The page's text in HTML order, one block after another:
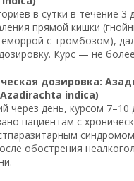
в сутки в течение 3
прямой кишки
с тромбозом),
Курс — не
дозировка:
indica)
через день, курсом
пациентам с
обострения